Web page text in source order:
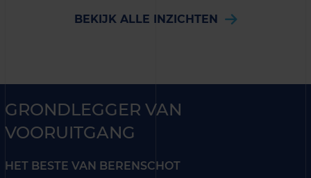
BEKIJK ALLE INZICHTEN
GRONDLEGGER VAN
VOORUITGANG
HET BESTE VAN BERENSCHOT